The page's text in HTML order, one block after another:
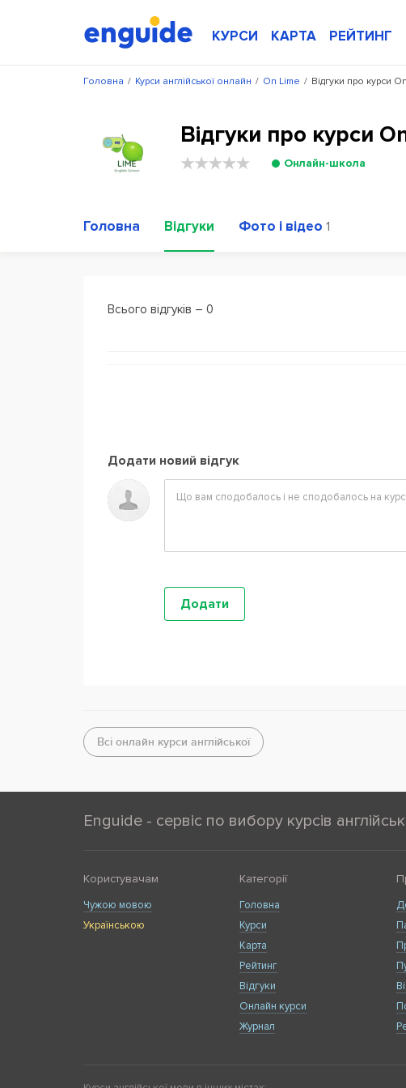
КУРСИ КАРТА РЕЙТИНГ
/
Головна /
Курси англійської онлайн /
On Lime Відгуки про курси
Відгуки про курси
Онлайн-школа
Головна Відгуки Фото і відео 1
Всього відгуків – 0
Додати новий відгук
Всі онлайн курси англійської
Enguide - сервіс по вибору курсів
Користувачам
Чужою мовою
Українською
Категорії
Головна
Курси
Карта
Рейтинг
Відгуки
Онлайн курси
Журнал